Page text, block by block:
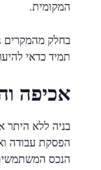
המקומית.
בחלק מהמקרים
תמיד כדאי
אכיפה
בניה ללא היתר
הפסקת עבודה
הנכס